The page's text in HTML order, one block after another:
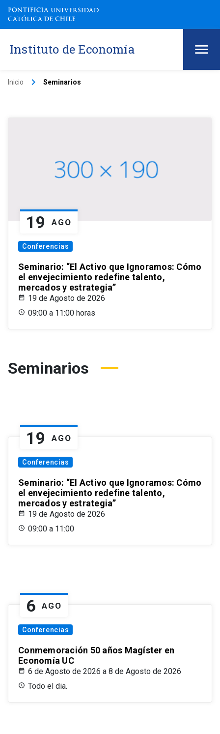
Instituto de Economía
Inicio keyboard_arrow_right Seminarios
19 AGO
Conferencias
Seminario: “El Activo que Ignoramos: Cómo
el envejecimiento redefine talento,
mercados y estrategia”
19 de Agosto de 2026
09:00 a 11:00 horas
Seminarios
19 AGO
Conferencias
Seminario: “El Activo que Ignoramos: Cómo
el envejecimiento redefine talento,
mercados y estrategia”
19 de Agosto de 2026
09:00 a 11:00
6 AGO
Conferencias
Conmemoración 50 años Magíster en
Economía UC
6 de Agosto de 2026 a 8 de Agosto de 2026
Todo el dia.